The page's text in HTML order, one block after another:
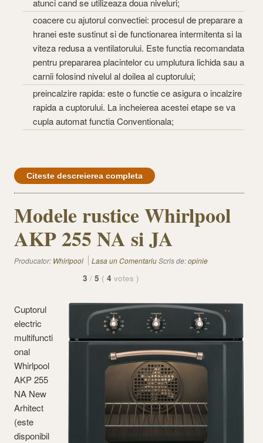
atunci cand se utilizeaza doua niveluri;
coacere cu ajutorul convectiei: procesul de preparare a
hranei este sustinut si de functionarea intermitenta si la
viteza redusa a ventilatorului. Este functia recomandata
pentru prepararea placintelor cu umplutura lichida sau a
carnii folosind nivelul al doilea al cuptorului;
preincalzire rapida: este o functie ce asigura o incalzire
rapida a cuptorului. La incheierea acestei etape se va
cupla automat functia Conventionala;
Citeste descreierea completa
Modele rustice Whirlpool
AKP 255 NA si JA
Producator: Whirlpool Lasa un ComentariuScris de:opinie
3 / 5 ( 4 votes )
Cuptorul
electric
multifuncti
onal
Whirlpool
AKP 255
NA New
Arhitect
(este
disponibil